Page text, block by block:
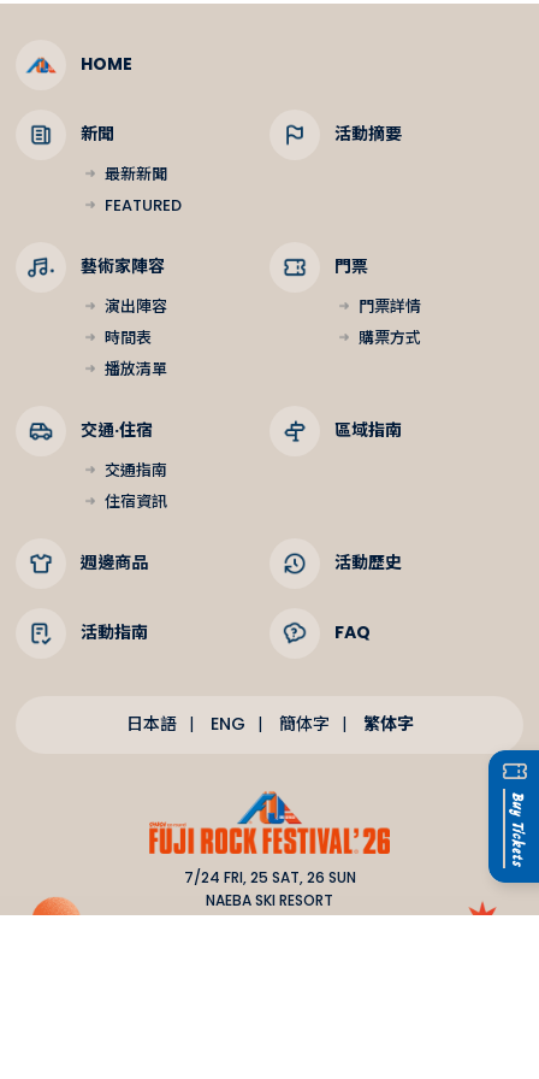
HOME
新聞
最新新聞
FEATURED
活動摘要
藝術家陣容
演出陣容
時間表
播放清單
門票
門票詳情
購票方式
交通·住宿
交通指南
住宿資訊
區域指南
週邊商品 活動歷史
活動指南 FAQ
日本語 ENG 簡体字 繁体字
7/24 FRI, 25 SAT, 26 SUN
NAEBA SKI RESORT